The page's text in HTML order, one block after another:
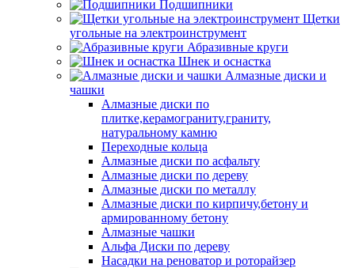
Подшипники
Щетки
угольные на электроинструмент
Абразивные круги
Шнек и оснастка
Алмазные диски и
чашки
Алмазные диски по
плитке,керамограниту,граниту,
натуральному камню
Переходные кольца
Алмазные диски по асфальту
Алмазные диски по дереву
Алмазные диски по металлу
Алмазные диски по кирпичу,бетону и
армированному бетону
Алмазные чашки
Альфа Диски по дереву
Насадки на реноватор и роторайзер